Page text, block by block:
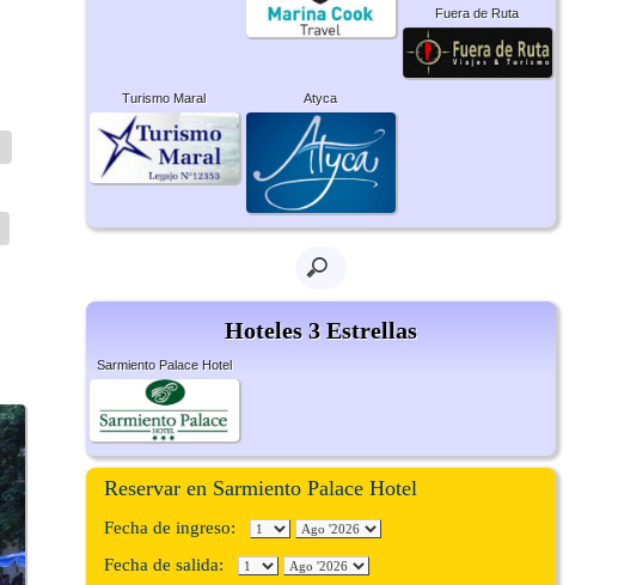
Fuera de Ruta
Turismo Maral Atyca
Hoteles 3 Estrellas
Sarmiento Palace Hotel
Reservar en Sarmiento Palace Hotel
Fecha de ingreso:
Fecha de salida: